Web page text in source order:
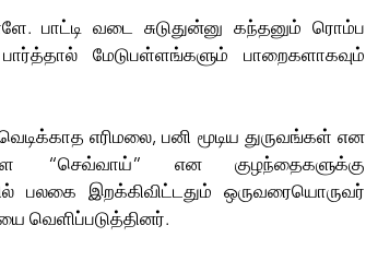
பாட்டி வடை சுடுதுன்னு கந்தனும் ரொம்ப
மேடுபள்ளங்களும் பாறைகளாகவும்
எரிமலை, பனி மூடிய துருவங்கள் என
“செவ்வாய்” என குழந்தைகளுக்கு
பலகை இறக்கிவிட்டதும் ஒருவரையொருவர்
வெளிப்படுத்தினர்.